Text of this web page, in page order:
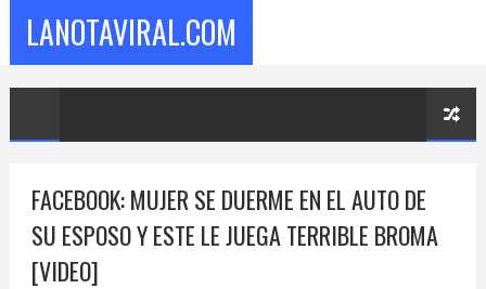
LANOTAVIRAL.COM
FACEBOOK: MUJER SE DUERME EN EL AUTO DE
SU ESPOSO Y ESTE LE JUEGA TERRIBLE BROMA
[VIDEO]